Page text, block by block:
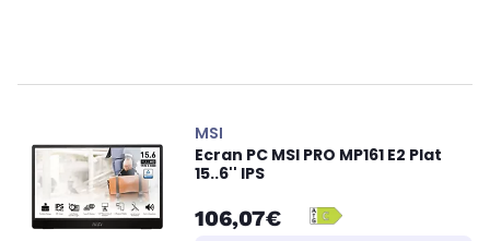
MSI
Ecran PC MSI PRO MP161 E2 Plat
15..6'' IPS
106,07€